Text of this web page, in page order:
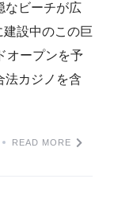
なビーチが広
設中のこの巨
オープンを予
法カジノを含
READ MORE